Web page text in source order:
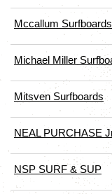
Mccallum Surfboards
Michael Miller
Mitsven Surfboards
NEAL PURCHASE
NSP SURF & SUP